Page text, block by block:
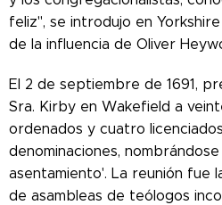
feliz", se introdujo en
de la influencia de Oliver
El 2 de septiembre de 1691,
Sra. Kirby en Wakefield a
ordenados y cuatro
denominaciones,
asentamiento'. La reunión fue
de asambleas de teólogos